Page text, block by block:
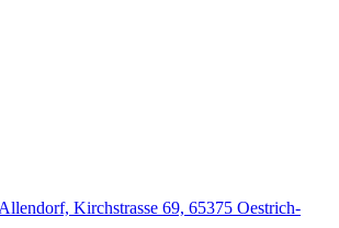
Kirchstrasse 69, 65375 Oestrich-